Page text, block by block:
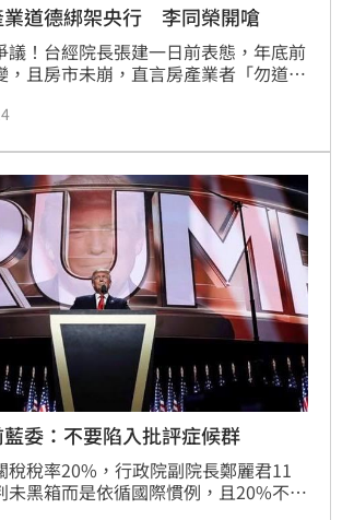
業道德綁架央行 李同榮開嗆
議！台經院長張建一日前表態，年底前
，且房市未崩，直言房產業者「勿道德
以「化療式限貸」打房，導致首購受
委：不要陷入批評症候群
稅稅率20%，行政院副院長鄭麗君11
未黑箱而是依循國際慣例，且20%不是